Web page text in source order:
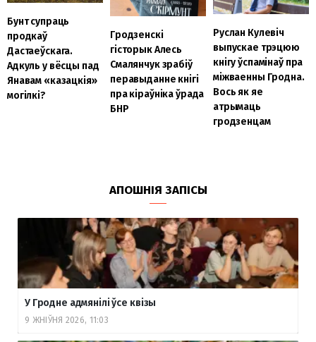
Бунт супраць
продкаў
Дастаеўскага.
Адкуль у вёсцы пад
Янавам «казацкія»
могілкі?
Гродзенскі
гісторык Алесь
Смалянчук зрабіў
перавыданне кнігі
пра кіраўніка ўрада
БНР
Руслан Кулевіч
выпускае трэцюю
кнігу ўспамінаў пра
міжваенны Гродна.
Вось як яе
атрымаць
гродзенцам
АПОШНІЯ ЗАПІСЫ
У Гродне адмянілі ўсе квізы
9 ЖНІЎНЯ 2026, 11:03